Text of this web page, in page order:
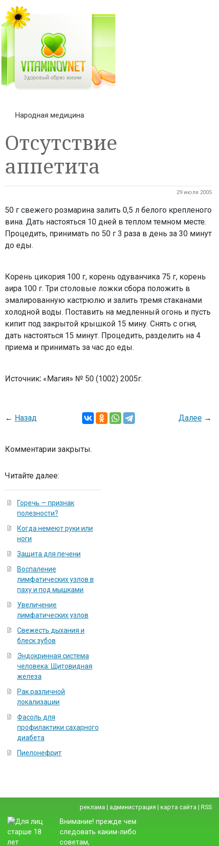
Народная медицина
Отсутствие
аппетита
29 июля 2005
50 г свежего розмарина залить 0,5 л белого крепленого
вина. Дать настояться 10 дней в теплом темном месте.
Процедить, принимать по 50 г 3 раза в день за 30 минут
до еды.
Корень цикория 100 г, корень одуванчика 75 г, корень
аира 100 г. Три столовые ложки сбора положить в
эмалированную кастрюлю и залить тремя стаканами
холодной воды. Поставить на медленный огонь и пусть
кипит под закрытой крышкой 15 мину. Снять с огня,
дать настояться 15 минут. Процедить, разделить на 4
приема и принимать за час до еды.
Источник: «Магия» № 50 (1002) 2005г.
← Назад Далее →
Комментарии закрыты.
Читайте далее:
Горечь — признак
полезности?
Когда немеют руки или
ноги
Защита для печени
Воспаление
лимфатических узлов в
паху и под мышками
Увеличение
лимфатических узлов
Свежесть дыхания и
блеск зубов
Эндокринная система
человека: Щитовидная
железа
Рак различной
локализации
Фасоль для
профилактики сахарного
диабета
Пиелонефрит
реклама | администрация | карта сайта | RSS
Внимание! прежде чем
следовать каким-либо
советам,